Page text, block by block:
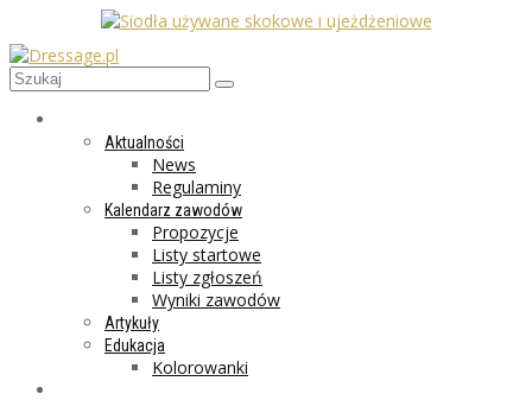
Aktualności
News
Regulaminy
Kalendarz zawodów
Propozycje
Listy startowe
Listy zgłoszeń
Wyniki zawodów
Artykuły
Edukacja
Kolorowanki